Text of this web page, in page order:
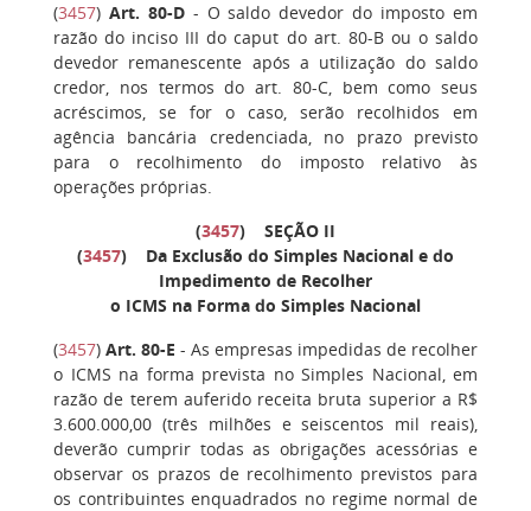
(3457) Art. 80-D - O saldo devedor do imposto em
razão do inciso III do caput do art. 80-B ou o saldo
devedor remanescente após a utilização do saldo
credor, nos termos do art. 80-C, bem como seus
acréscimos, se for o caso, serão recolhidos em
agência bancária credenciada, no prazo previsto
para o recolhimento do imposto relativo às
operações próprias.
(3457) SEÇÃO II
(3457) Da Exclusão do Simples Nacional e do
Impedimento de Recolher
o ICMS na Forma do Simples Nacional
(3457) Art. 80-E - As empresas impedidas de recolher
o ICMS na forma prevista no Simples Nacional, em
razão de terem auferido receita bruta superior a R$
3.600.000,00 (três milhões e seiscentos mil reais),
deverão cumprir todas as obrigações acessórias e
observar os prazos de recolhimento previstos para
os contribuintes enquadrados no regime normal de